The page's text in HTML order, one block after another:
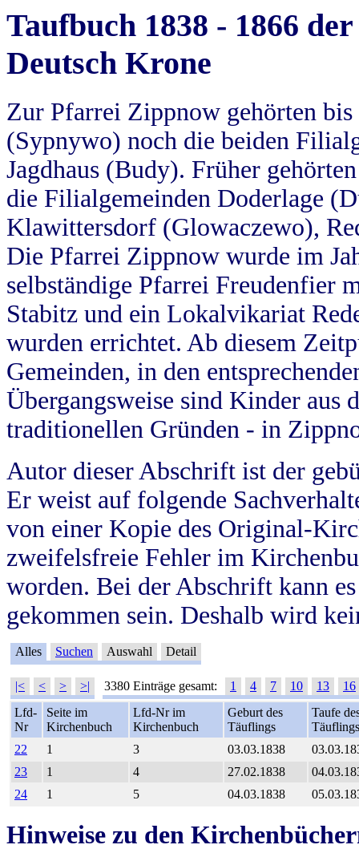
Taufbuch 1838 - 1866
Deutsch Krone
Zur Pfarrei Zippnow gehörten
(Sypnywo) noch die beiden
Jagdhaus (Budy). Früher
die Filialgemeinden Doderlage
Klawittersdorf (Glowaczewo),
Die Pfarrei Zippnow wurde im
selbständige Pfarrei Freudenfier
Stabitz und ein Lokalvikariat
wurden errichtet. Ab diesem
Gemeinden, in den
Übergangsweise sind Kinder aus
traditionellen Gründen - in
Autor dieser Abschrift ist der
Er weist auf folgende
von einer Kopie des Original-
zweifelsfreie Fehler im
worden. Bei der Abschrift kann
gekommen sein. Deshalb wird
Alles Suchen Auswahl Detail
|< < > >| 3380 Einträge gesamt: 1 4 7 10 13
16
Lfd-
Nr
Seite im
Kirchenbuch
Lfd-Nr im
Kirchenbuch
Geburt des
Täuflings
Taufe
Täuflings
22
1 3 03.03.1838
23
1 4 27.02.1838
24
1 5 04.03.1838
Hinweise zu den